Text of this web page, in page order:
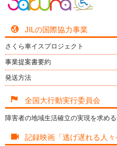
JILの国際協力事業
さくら車イスプロジェクト
事業提案書要約
発送方法
全国大行動実行委員会
障害者の地域生活確立の実現を求め
記録映画「逃げ遅れる人々